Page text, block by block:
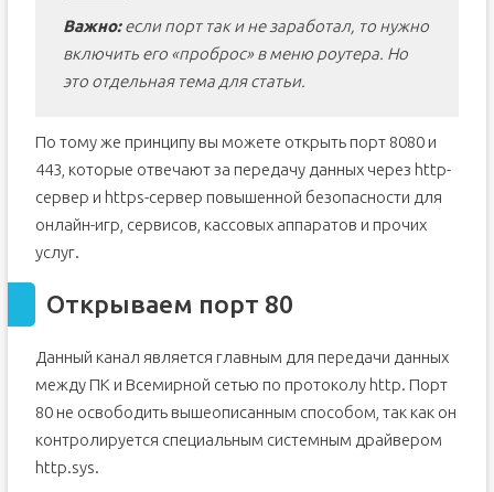
Важно:если порт так и не заработал, то нужно
включить его «проброс» в меню роутера. Но
это отдельная тема для статьи.
По тому же принципу вы можете открыть порт 8080 и
443, которые отвечают за передачу данных через http-
сервер и https-сервер повышенной безопасности для
онлайн-игр, сервисов, кассовых аппаратов и прочих
услуг.
Открываем порт 80
Данный канал является главным для передачи данных
между ПК и Всемирной сетью по протоколу http. Порт
80 не освободить вышеописанным способом, так как он
контролируется специальным системным драйвером
http.sys.